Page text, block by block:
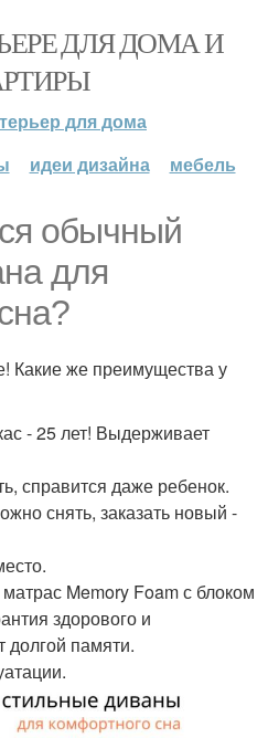
ДЛЯ ДОМА И
для дома
идеи дизайна мебель
обычный
для
Какие же преимущества у
- 25 лет! Выдерживает
справится даже ребенок.
снять, заказать новый -
Memory Foam с блоком
здорового и
долгой памяти.